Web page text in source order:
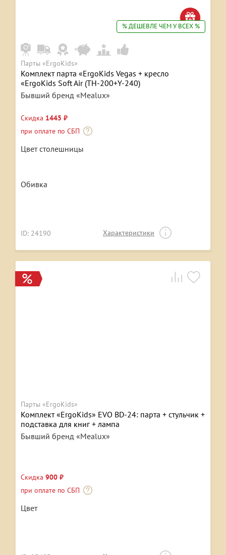
% ДЕШЕВЛЕ ЧЕМ У ВСЕХ %
Парты «ErgoKids»
Комплект парта «ErgoKids Vegas + кресло
«ErgoKids Soft Air (TH-200+Y-240)
Бывший бренд «Mealux»
Скидка 1445 ₽
при оплате по СБП
Цвет столешницы
Обивка
ID: 24190 Характеристики
Парты «ErgoKids»
Комплект «ErgoKids» EVO BD-24: парта + стульчик +
подставка для книг + лампа
Бывший бренд «Mealux»
Скидка 900 ₽
при оплате по СБП
Цвет